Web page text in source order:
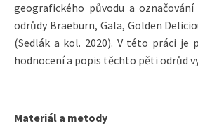
geografického původu a
odrůdy Braeburn, Gala, Golden
(Sedlák a kol. 2020). V této práci je
hodnocení a popis těchto pěti odrůd
Materiál a metody